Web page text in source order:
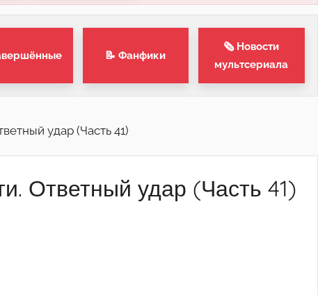
📝 Фанфики
🗞 Новости
мультсериала
удар (Часть 41)
Ответный удар (Часть 41)